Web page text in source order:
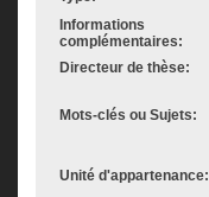
Informations
complémentaires:
Directeur de thèse:
Mots-clés ou Sujets:
Unité d'appartenance: